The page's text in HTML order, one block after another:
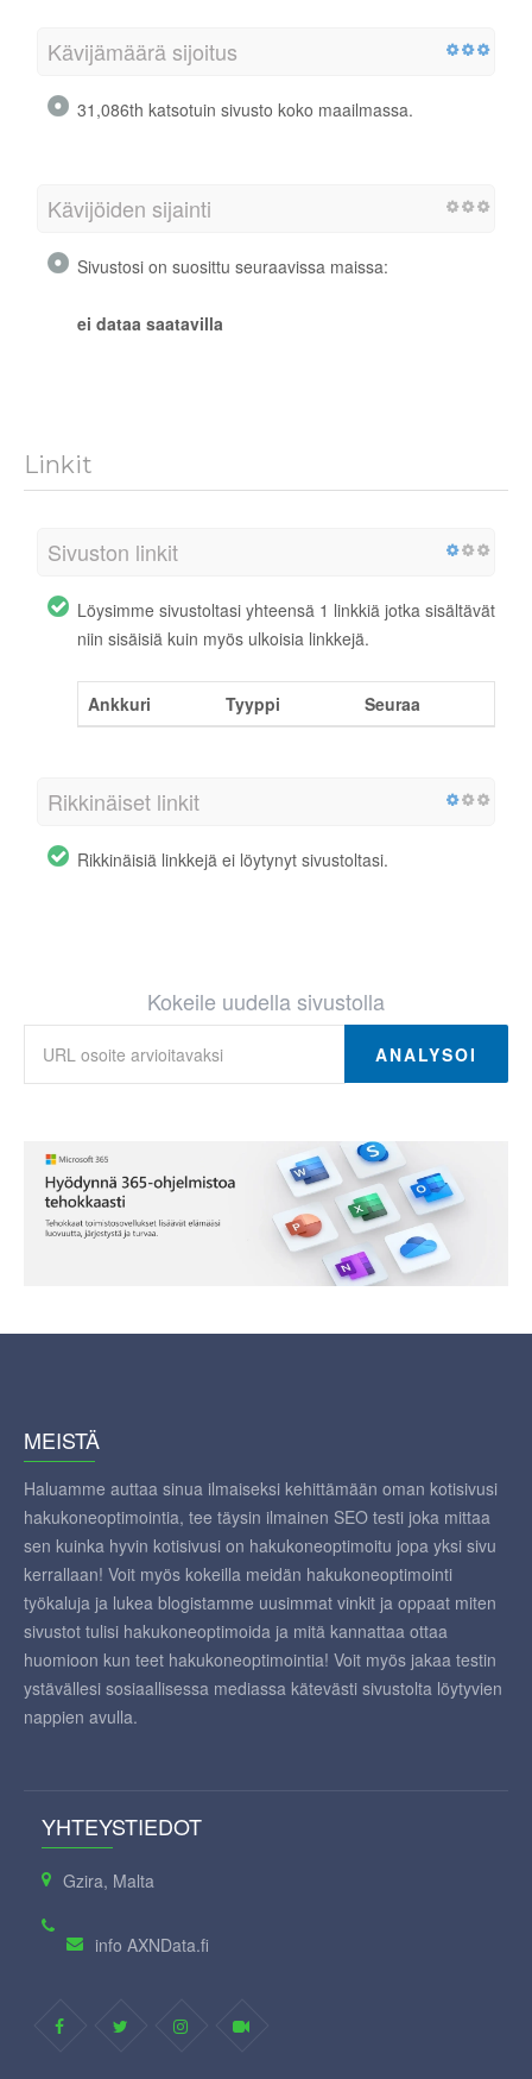
Kävijämäärä sijoitus
31,086th katsotuin sivusto koko maailmassa.
Kävijöiden sijainti
Sivustosi on suosittu seuraavissa maissa:
ei dataa saatavilla
Linkit
Sivuston linkit
Löysimme sivustoltasi yhteensä 1 linkkiä jotka sisältävät
niin sisäisiä kuin myös ulkoisia linkkejä.
Ankkuri Tyyppi Seuraa
Rikkinäiset linkit
Rikkinäisiä linkkejä ei löytynyt sivustoltasi.
Kokeile uudella sivustolla
ANALYSOI
MEISTÄ
Haluamme auttaa sinua ilmaiseksi kehittämään oman kotisivusi
hakukoneoptimointia, tee täysin ilmainen SEO testi joka mittaa
sen kuinka hyvin kotisivusi on hakukoneoptimoitu jopa yksi sivu
kerrallaan! Voit myös kokeilla meidän hakukoneoptimointi
työkaluja ja lukea blogistamme uusimmat vinkit ja oppaat miten
sivustot tulisi hakukoneoptimoida ja mitä kannattaa ottaa
huomioon kun teet hakukoneoptimointia! Voit myös jakaa testin
ystävällesi sosiaallisessa mediassa kätevästi sivustolta löytyvien
nappien avulla.
YHTEYSTIEDOT
Gzira, Malta
info AXNData.fi